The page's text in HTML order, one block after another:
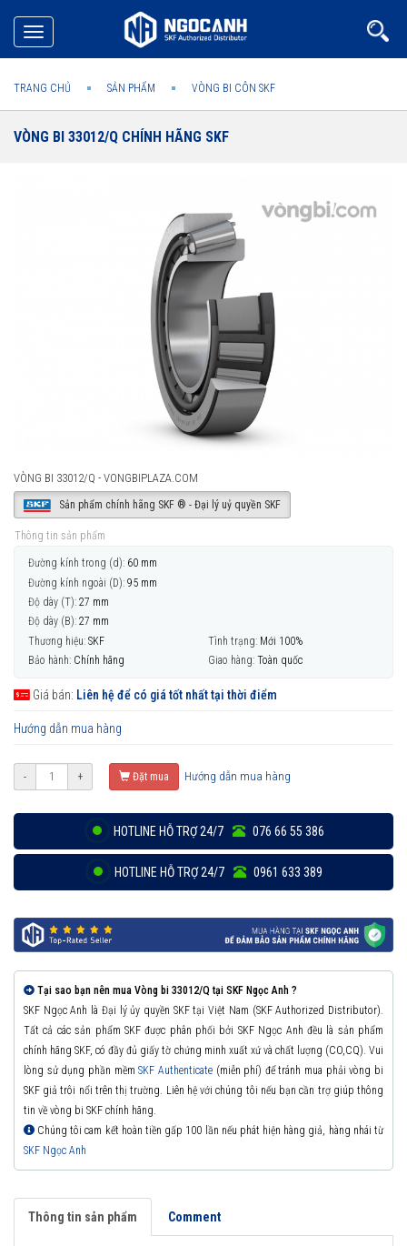
Toggle
navigation
TRANG CHỦ SẢN PHẨM VÒNG BI CÔN SKF
VÒNG BI 33012/Q CHÍNH HÃNG SKF
VÒNG BI 33012/Q - VONGBIPLAZA.COM
Sản phẩm chính hãng SKF ® - Đại lý uỷ quyền SKF
Thông tin sản phẩm
Đường kính trong (d): 60 mm
Đường kính ngoài (D): 95 mm
Độ dày (T): 27 mm
Độ dày (B): 27 mm
Thương hiệu: SKF Tình trạng: Mới 100%
Bảo hành: Chính hãng Giao hàng: Toàn quốc
Giá bán: Liên hệ để có giá tốt nhất tại thời điểm
Hướng dẫn mua hàng
- + Đặt mua Hướng dẫn mua hàng
HOTLINE HỖ TRỢ 24/7 076 66 55 386
HOTLINE HỖ TRỢ 24/7 0961 633 389
Tại sao bạn nên mua Vòng bi 33012/Q tại SKF Ngọc Anh ?
SKF Ngọc Anh là Đại lý ủy quyền SKF tại Việt Nam (SKF Authorized Distributor).
Tất cả các sản phẩm SKF được phân phối bởi SKF Ngọc Anh đều là sản phẩm
chính hãng SKF, có đầy đủ giấy tờ chứng minh xuất xứ và chất lượng (CO,CQ). Vui
lòng sử dụng phần mềmSKF Authenticate(miễn phí) để tránh mua phải vòng bi
SKF giả trôi nổi trên thị trường. Liên hệ với chúng tôi nếu bạn cần trợ giúp thông
tin về vòng bi SKF chính hãng.
Chúng tôi cam kết hoàn tiền gấp 100 lần nếu phát hiện hàng giả, hàng nhái từ
SKF Ngọc Anh
Thông tin sản phẩm Comment